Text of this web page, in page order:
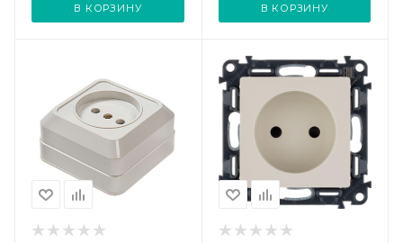
В КОРЗИНУ В КОРЗИНУ